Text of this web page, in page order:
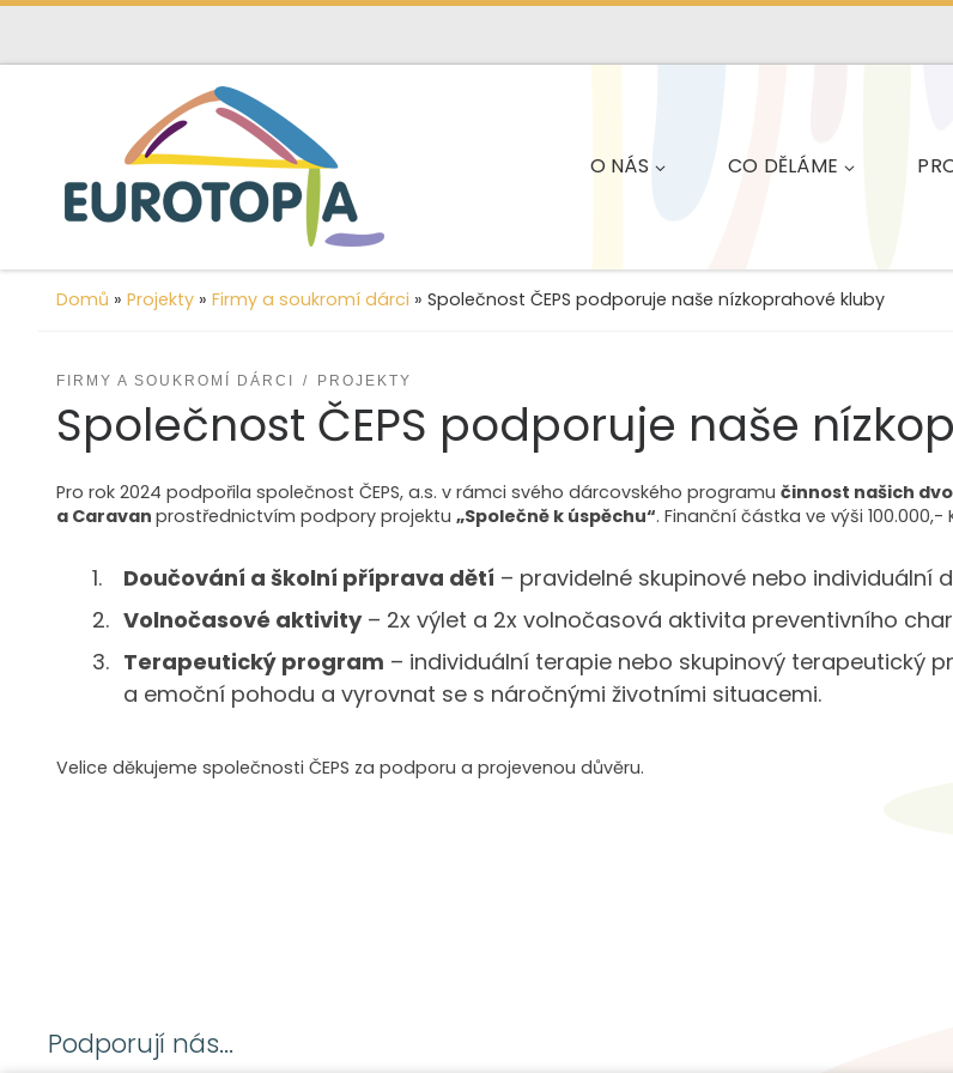
content
O NÁS CO DĚLÁME
Domů » Projekty » Firmy a soukromí dárci » Společnost ČEPS podporuje naše nízkoprahové kluby
FIRMY A SOUKROMÍ DÁRCI PROJEKTY
Společnost ČEPS podporuje naše
Pro rok 2024 podpořila společnost ČEPS, a.s. v rámci svého dárcovského programu činnost našich
a Caravan prostřednictvím podpory projektu „Společně k úspěchu“. Finanční částka ve výši
Doučování a školní příprava dětí – pravidelné skupinové nebo individuální
Volnočasové aktivity– 2x výlet a 2x volnočasová aktivita preventivního
Terapeutický program – individuální terapie nebo skupinový terapeutický
a emoční pohodu a vyrovnat se s náročnými životními situacemi.
Velice děkujeme společnosti ČEPS za podporu a projevenou důvěru.
Podporují nás...